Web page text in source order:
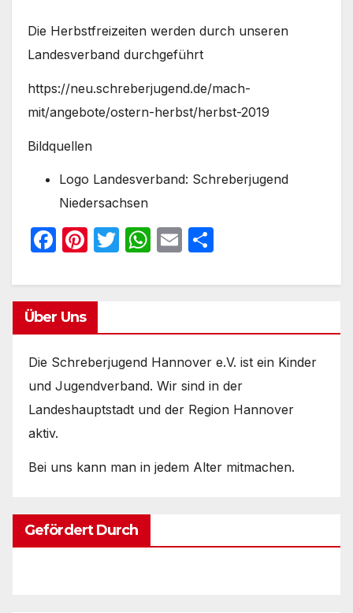
Die Herbstfreizeiten werden durch unseren
Landesverband durchgeführt
https://neu.schreberjugend.de/mach-
mit/angebote/ostern-herbst/herbst-2019
Bildquellen
Logo Landesverband: Schreberjugend
Niedersachsen
F
c
e
b
o
o
k
Pi
er
st
T
itt
W
at
A
p
p
E
ail le
Über Uns
Die Schreberjugend Hannover e.V. ist ein Kinder
und Jugendverband. Wir sind in der
Landeshauptstadt und der Region Hannover
aktiv.
Bei uns kann man in jedem Alter mitmachen.
Gefördert Durch